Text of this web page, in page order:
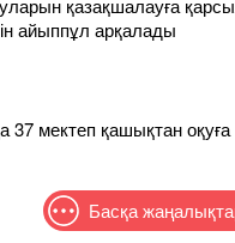
қазақшалауға
айыппұл арқалады
37 мектеп қашықтан оқуға
Басқа